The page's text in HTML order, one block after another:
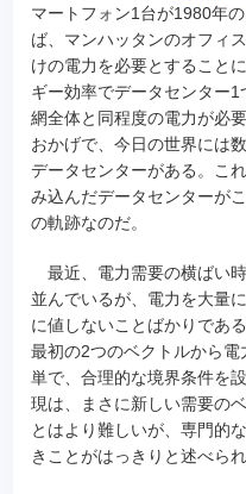
マートフォン1台が1980年
ば、マンハッタンのオフィ
けの電力を必要とすること
ギー効率でデータセンター
網全体と同程度の電力が必
おかげで、今日の世界には
データセンターがある。こ
み込んだデータセンターが
の軌跡なのだ。
最近、電力需要の横ばい
並んでいるが、電力を大量
に値しないことばかりであ
最初の2つのベクトルから
単で、合理的な境界条件を
現は、まさに新しい需要の
とはより難しいが、専門的
きことがはっきりと述べられ